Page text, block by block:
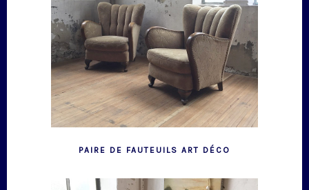
PAIRE DE FAUTEUILS ART DÉCO